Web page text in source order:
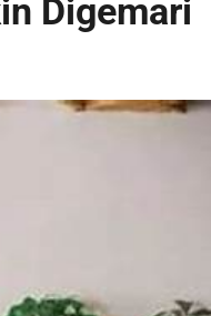
Digemari